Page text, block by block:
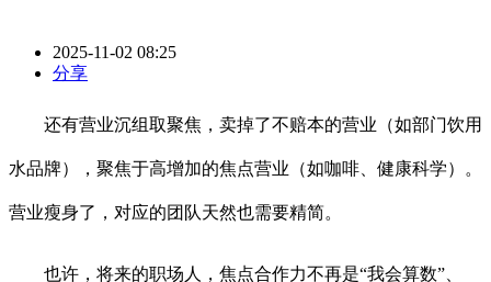
2025-11-02 08:25
分享
还有营业沉组取聚焦，卖掉了不赔本的营业（如部门饮用
水品牌），聚焦于高增加的焦点营业（如咖啡、健康科学）。
营业瘦身了，对应的团队天然也需要精简。
也许，将来的职场人，焦点合作力不再是“我会算数”、